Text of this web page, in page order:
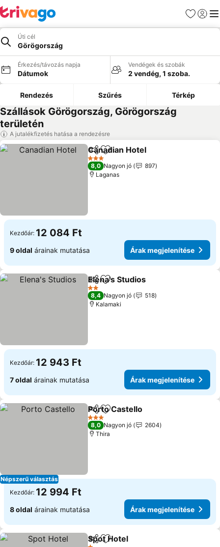
Kedvencek
Úti cél
Görögország
Érkezés/távozás napja
Dátumok
Vendégek és szobák
2 vendég, 1 szoba.
Rendezés Szűrés Térkép
Szállások Görögország, Görögország
területén
A jutalékfizetés hatása a rendezésre
MegosztásHozzáadás a kedvencekhez
Canadian Hotel
3 Kategória
8,0 Nagyon jó
897
Laganas
Kezdőár: 12 084 Ft
9 oldal árainak mutatása Árak megjelenítése
Megosztás
Hozzáadás a kedvencekhez
Elena's Studios
2 Kategória
8,4 Nagyon jó
518
Kalamaki
Kezdőár: 12 943 Ft
7 oldal árainak mutatása Árak megjelenítése
Népszerű választás
Megosztás
Hozzáadás a kedvencekhez
Porto Castello
3 Kategória
8,0 Nagyon jó
2604
Thira
Kezdőár: 12 994 Ft
8 oldal árainak mutatása Árak megjelenítése
Megosztás
Hozzáadás a kedvencekhez
Spot Hotel